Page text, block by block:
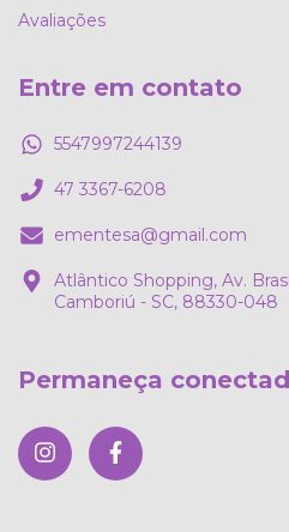
Avaliações
Entre em contato
5547997244139
47 3367-6208
ementesa@gmail.com
Atlântico Shopping, Av.
Camboriú - SC, 88330-048
Permaneça